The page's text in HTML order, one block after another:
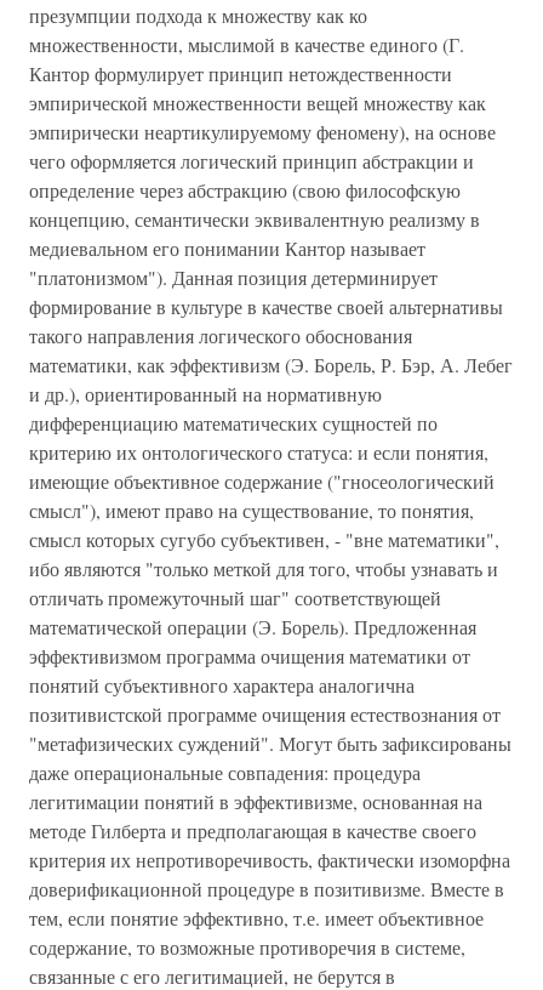
презумпции подхода к множеству как ко
множественности, мыслимой в качестве единого (Г.
Кантор формулирует принцип нетождественности
эмпирической множественности вещей множеству как
эмпирически неартикулируемому феномену), на основе
чего оформляется логический принцип абстракции и
определение через абстракцию (свою философскую
концепцию, семантически эквивалентную реализму в
медиевальном его понимании Кантор называет
"платонизмом"). Данная позиция детерминирует
формирование в культуре в качестве своей альтернативы
такого направления логического обоснования
математики, как эффективизм (Э. Борель, Р. Бэр, А. Лебег
и др.), ориентированный на нормативную
дифференциацию математических сущностей по
критерию их онтологического статуса: и если понятия,
имеющие объективное содержание ("гносеологический
смысл"), имеют право на существование, то понятия,
смысл которых сугубо субъективен, - "вне математики",
ибо являются "только меткой для того, чтобы узнавать и
отличать промежуточный шаг" соответствующей
математической операции (Э. Борель). Предложенная
эффективизмом программа очищения математики от
понятий субъективного характера аналогична
позитивистской программе очищения естествознания от
"метафизических суждений". Могут быть зафиксированы
даже операциональные совпадения: процедура
легитимации понятий в эффективизме, основанная на
методе Гилберта и предполагающая в качестве своего
критерия их непротиворечивость, фактически изоморфна
доверификационной процедуре в позитивизме. Вместе в
тем, если понятие эффективно, т.е. имеет объективное
содержание, то возможные противоречия в системе,
связанные с его легитимацией, не берутся в